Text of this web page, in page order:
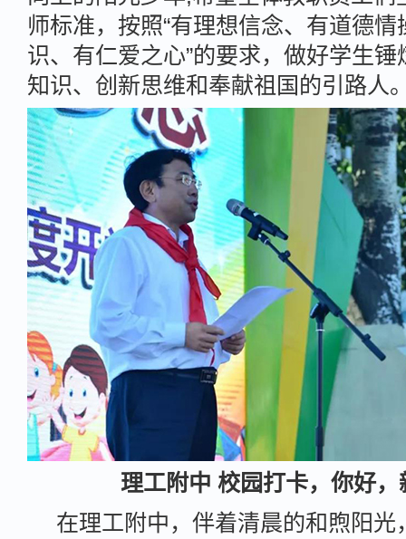
师标准，按照“有理想信念、有道德
识、有仁爱之心”的要求，做好学生
知识、创新思维和奉献祖国的引路人
理工附中 校园打卡，你好
在理工附中，伴着清晨的和煦阳光